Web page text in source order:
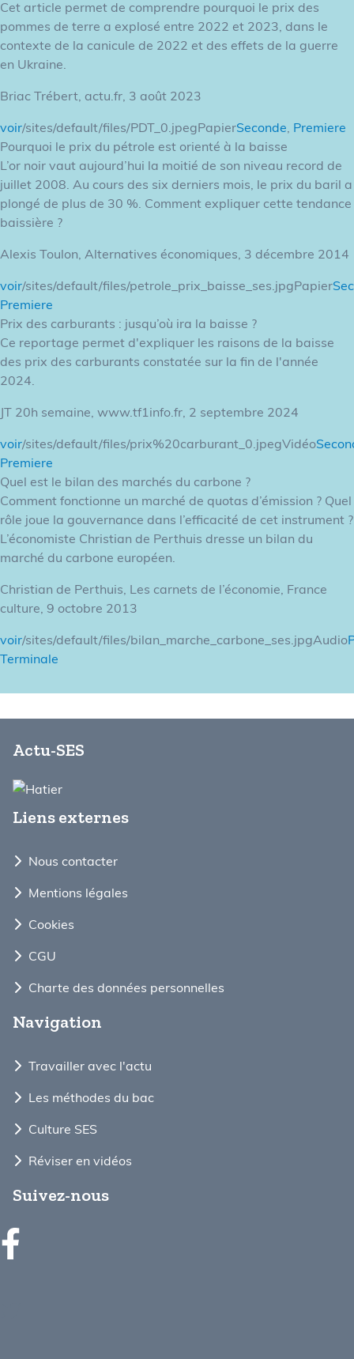
Cet article permet de comprendre pourquoi le prix des
pommes de terre a explosé entre 2022 et 2023, dans le
contexte de la canicule de 2022 et des effets de la guerre
en Ukraine.
Briac Trébert, actu.fr, 3 août 2023
voir/sites/default/files/PDT_0.jpegPapierSeconde, Premiere
Pourquoi le prix du pétrole est orienté à la baisse
L’or noir vaut aujourd’hui la moitié de son niveau record de
juillet 2008. Au cours des six derniers mois, le prix du baril a
plongé de plus de 30 %. Comment expliquer cette tendance
baissière ?
Alexis Toulon, Alternatives économiques, 3 décembre 2014
voir/sites/default/files/petrole_prix_baisse_ses.jpgPapier
Premiere
Prix des carburants : jusqu’où ira la baisse ?
Ce reportage permet d'expliquer les raisons de la baisse
des prix des carburants constatée sur la fin de l'année
2024.
JT 20h semaine, www.tf1info.fr, 2 septembre 2024
voir/sites/default/files/prix%20carburant_0.jpegVidéo
Premiere
Quel est le bilan des marchés du carbone ?
Comment fonctionne un marché de quotas d’émission ? Quel
rôle joue la gouvernance dans l’efficacité de cet instrument ?
L’économiste Christian de Perthuis dresse un bilan du
marché du carbone européen.
Christian de Perthuis, Les carnets de l’économie, France
culture, 9 octobre 2013
voir/sites/default/files/bilan_marche_carbone_ses.jpgAudio
Terminale
Actu-SES
Liens externes
Nous contacter
Mentions légales
Cookies
CGU
Charte des données personnelles
Navigation
Travailler avec l'actu
Les méthodes du bac
Culture SES
Réviser en vidéos
Suivez-nous